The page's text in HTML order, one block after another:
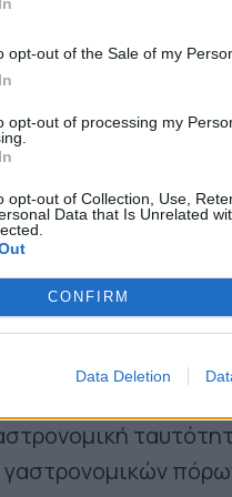
opt-out of the Sale of my
opt-out of processing my
opt-out of Collection, Use,
Data that Is Unrelated
CONFIRM
Data Deletion
Γιώργος Θεοχάρης,
LEADER Ηλία
Θοδωρή
για τη
Βορείων
εξής:
Η κοινότητα
μέσω
όπως η
τους.
Οι
διαμόρφωση ενός